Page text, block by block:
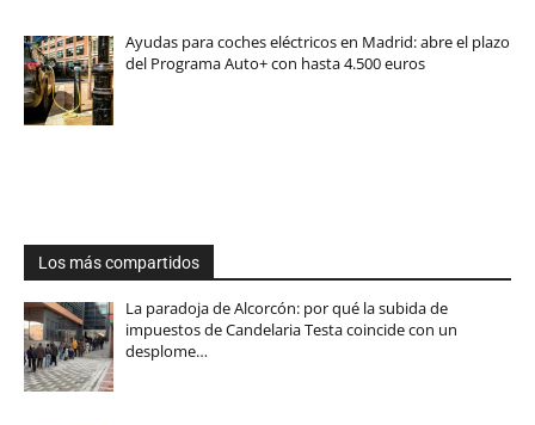
Ayudas para coches eléctricos en Madrid: abre el plazo
del Programa Auto+ con hasta 4.500 euros
Los más compartidos
La paradoja de Alcorcón: por qué la subida de
impuestos de Candelaria Testa coincide con un
desplome…